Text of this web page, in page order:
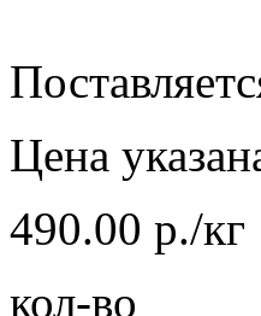
Цена
490.00 р./кг
кол-во